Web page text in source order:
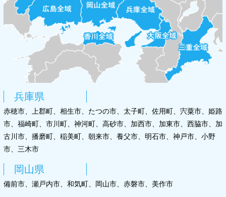
兵庫県
赤穂市、上郡町、相生市、たつの市、太子町、佐用町、宍粟市、姫路
市、福崎町、市川町、神河町、高砂市、加西市、加東市、西脇市、加
古川市、播磨町、稲美町、朝来市、養父市、明石市、神戸市、小野
市、三木市
岡山県
備前市、瀬戸内市、和気町、岡山市、赤磐市、美作市